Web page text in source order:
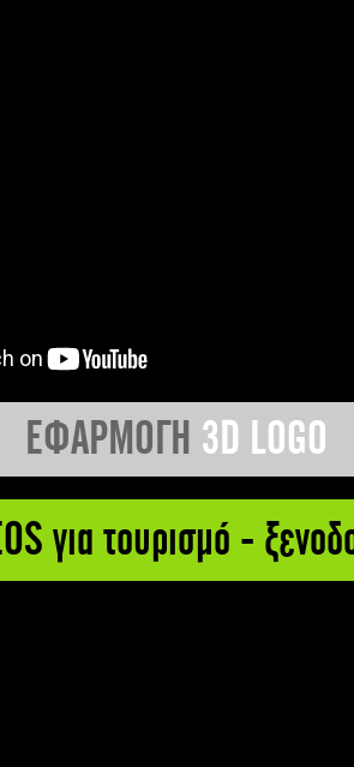
ΕΦΑΡΜΟΓΗ 3D LOGO
για τουρισμό -